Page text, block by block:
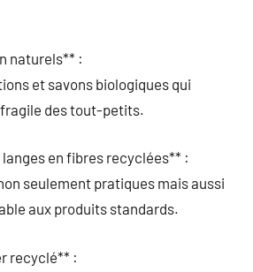
naturels** :
et savons biologiques qui
des tout-petits.
en fibres recyclées** :
seulement pratiques mais aussi
aux produits standards.
recyclé** :